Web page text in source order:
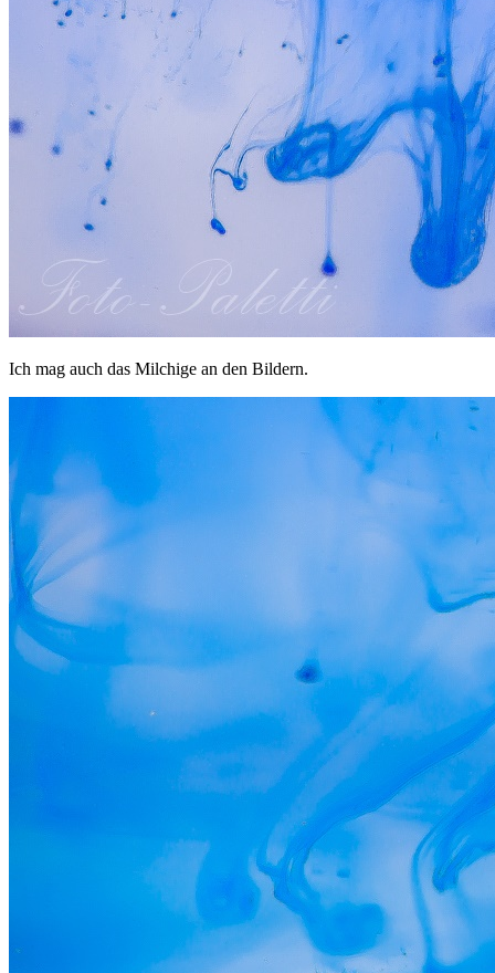
Ich mag auch das Milchige an den Bildern.
Blogparade Blumen Buchempfehlung design DIY
Farben Fotoprojekt Frühling
Getestet
Gewinner
Herbst Interview Kreativität
Lightroom
lightroom tipps Makro Monochrom
Produkttest S-/W Schwarz-Weiß SEO Sommer
Stockfotografie Streetfotografie
Verlosung
Weiß